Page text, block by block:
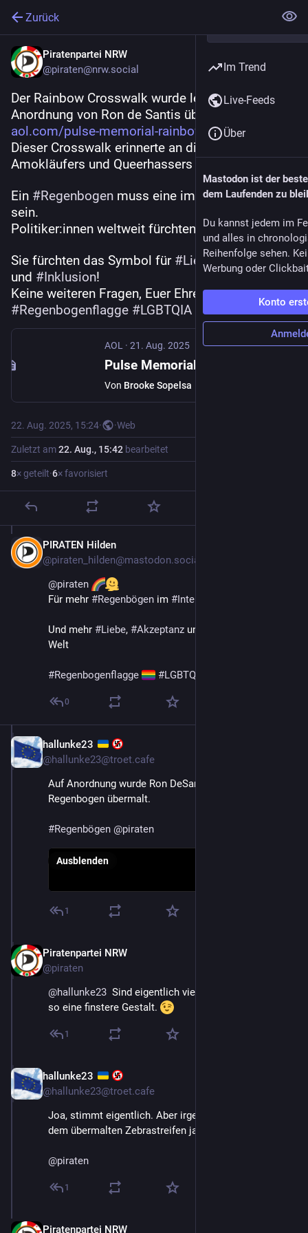
Zurück
Piratenpartei NRW
@piraten@nrw.social
Der Rainbow Crosswalk wurde letzte Nacht auf
Anordnung von Ron de Santis übermalt.
aol.com/pulse-memorial-rainbow
Dieser Crosswalk erinnerte an die 49 Opfer eines
Amokläufers und Queerhassers im Jahr 2016.
Ein #Regenbogen muss eine immense Gefahr
sein.
Politiker:innen weltweit fürchten ihn.
Sie fürchten das Symbol für #Liebe, #Akzeptanz
und #Inklusion!
Keine weiteren Fragen, Euer Ehren.
#Regenbogenflagge #LGBTQIA #Queer Pride
AOL · 21. Aug. 2025
Von Brooke Sopelsa
22. Aug. 2025, 15:24· ·Web
Zuletzt am22. Aug., 15:42 bearbeitet
8× geteilt·6× favorisiert
PIRATEN Hilden
@piraten_hilden@mastodon.social
@piraten
Für mehr #Regenbögen im #Internet
Und mehr #Liebe, #Akzeptanz und
Welt
#Regenbogenflagge #LGBTQIA
0
hallunke23
@hallunke23@troet.cafe
Auf Anordnung wurde Ron DeSantis mit einem
Regenbogen übermalt.
#Regenbögen @piraten
Ausblenden
1
Piratenpartei NRW
@piraten
@hallunke23
  Sind eigentlich viel zu schöne Farben für
so eine finstere Gestalt.
1
hallunke23
@hallunke23@troet.cafe
Joa, stimmt eigentlich. Aber irgendwas musste ich
dem übermalten Zebrastreifen ja entgegen setzen.
@piraten
1
Piratenpartei NRW
Im Trend
Live-Feeds
Über
Mastodon ist der
dem Laufenden zu
Du kannst jedem im
und alles in
Reihenfolge sehen.
Werbung oder
Konto